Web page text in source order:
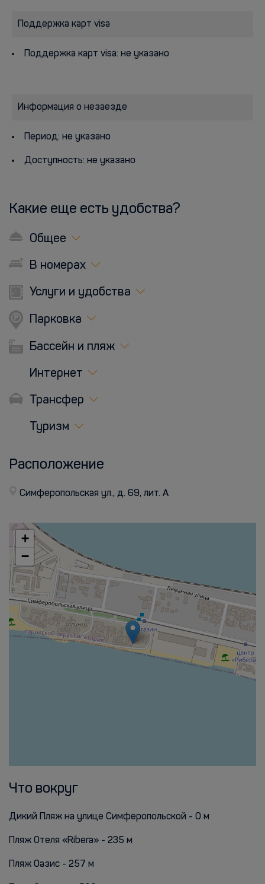
Поддержка карт visa
Поддержка карт visa: не указано
Информация о незаезде
Период: не указано
Доступность: не указано
Какие еще есть удобства?
Общее
В номерах
Услуги и удобства
Парковка
Бассейн и пляж
Интернет
Трансфер
Туризм
Расположение
Симферопольская ул., д. 69, лит. А
+
−
Что вокруг
Дикий Пляж на улице Симферопольской - 0 м
Пляж Отеля «Ribera» - 235 м
Пляж Оазис - 257 м